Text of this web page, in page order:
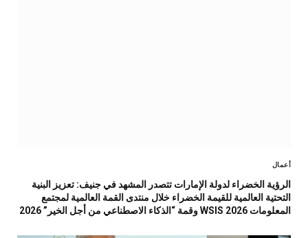
أعمال
الرؤية الخضراء لدولة الإمارات تتصدر المشهد في جنيف: تعزيز البنية
التحتية العالمية للقيمة الخضراء خلال منتدى القمة العالمية لمجتمع
المعلومات WSIS 2026 وقمة “الذكاء الاصطناعي من أجل الخير” 2026